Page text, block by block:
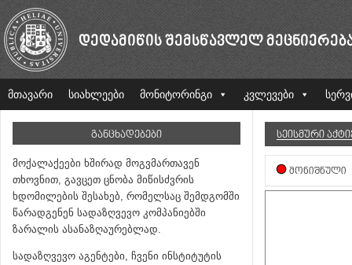
ᲓᲔᲓᲐᲛᲘᲬᲘᲡ ᲨᲔᲛᲡᲬᲐᲕᲚᲔᲚ
მთავარი სიახლეები მონიტორინგი კვლევები
ᲒᲐᲜᲪᲮᲐᲓᲔᲑᲔᲑᲘ
მოქალაქეები ხშირად მოგვმართავენ
თხოვნით, გავცეთ ცნობა მიწისძვრის
ხდომილების შესახებ, რომელსაც შემდგომში
წარადგენენ სადაზღვევო კომპანიებში
ზარალის ასანაზღაურებლად.
სადაზღვევო აგენტები, ჩვენი ინსტიტუტის
ᲡᲔᲘᲡᲛᲣᲠᲘ
ᲛᲝᲜᲘᲨᲜᲣᲚᲘ